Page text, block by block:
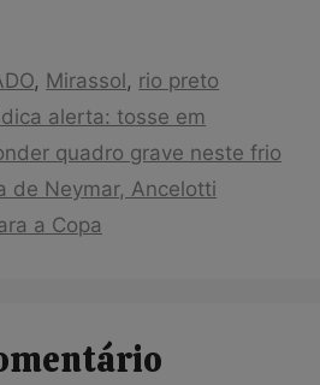
, Mirassol, rio preto
alerta: tosse em
quadro grave neste frio
de Neymar, Ancelotti
a Copa